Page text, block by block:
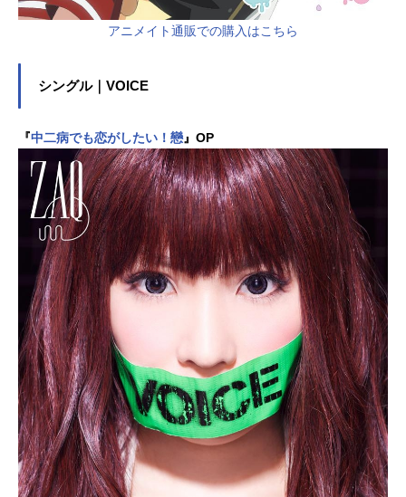
アニメイト通販での購入はこちら
シングル｜VOICE
『中二病でも恋がしたい！戀』OP